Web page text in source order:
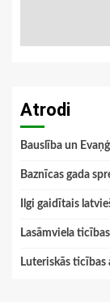
Atrodi
Bauslība un
Baznīcas gada
Ilgi gaidītais
Lasāmviela
Luteriskās ticības